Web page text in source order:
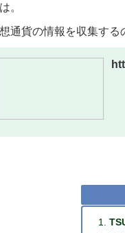
。
通貨の情報を収集する